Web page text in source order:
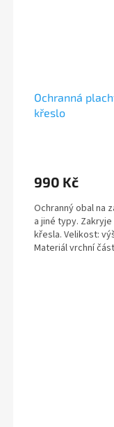
Ochranná
křeslo
990 Kč
Ochranný obal na
a jiné typy.
křesla. Velikost:
Materiál vrchní